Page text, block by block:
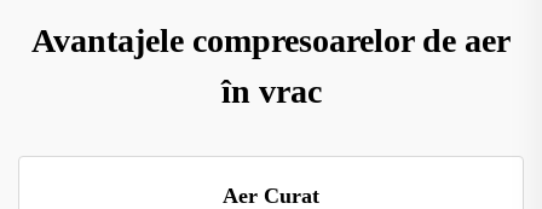
Avantajele compresoarelor de aer
în vrac
Aer Curat